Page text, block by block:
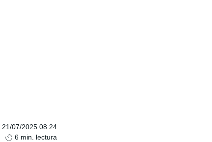
21/07/2025 08:24
6 min. lectura